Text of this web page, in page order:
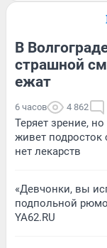
В
страшной
ежат
6 часов 4 862
Теряет зрение,
живет подросток
нет лекарств
«Девчонки, вы
подпольной
YA62.RU